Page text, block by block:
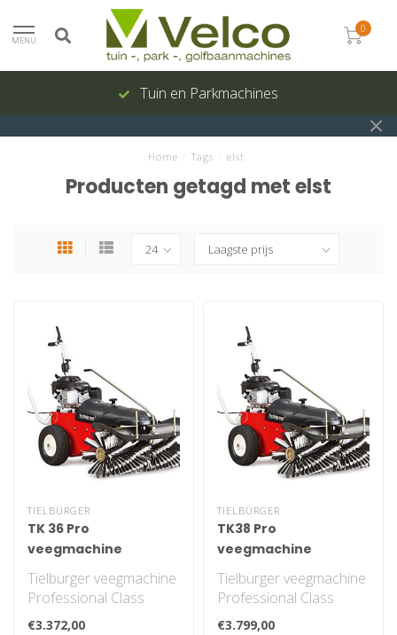
MENU
0
Tuin en Parkmachines
Home Tags elst
Producten getagd met elst
TIELBÜRGER
TK 36 Pro
veegmachine
Tielbürger veegmachine
Professional Class
€3.372,00
TIELBÜRGER
TK38 Pro
veegmachine
Tielbürger veegmachine
Professional Class
€3.799,00